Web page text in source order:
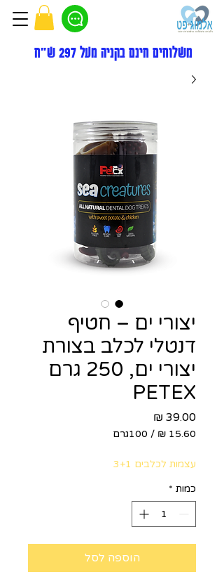
משלוחים חינם בקניה מעל 297 ש"ח
יצורי ים – חטיף
דנטלי לכלב בצורת
יצורי ים, 250 גרם
PETEX
/ 100גרם
לכל
Grams
עצמות לכלבים 3+1
כמות *
הוספה לסל